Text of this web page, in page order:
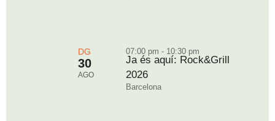
DG
30
AGO
07:00 pm - 10:30 pm
Ja és aquí: Rock&Grill
2026
Barcelona